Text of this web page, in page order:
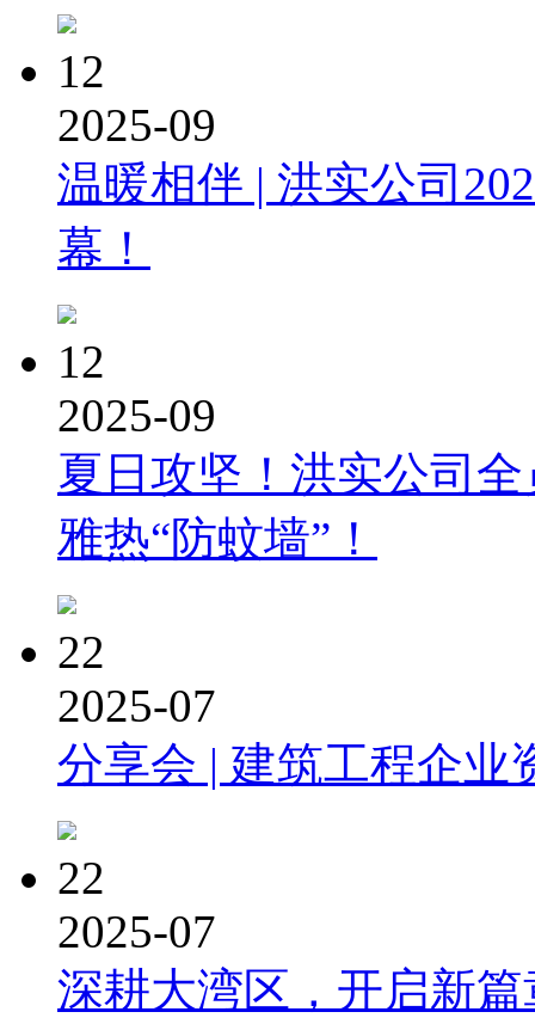
12
2025-09
温暖相伴 | 洪实公司
幕！
12
2025-09
夏日攻坚！洪实公司
雅热“防蚊墙”！
22
2025-07
分享会 | 建筑工程企业
22
2025-07
深耕大湾区，开启新